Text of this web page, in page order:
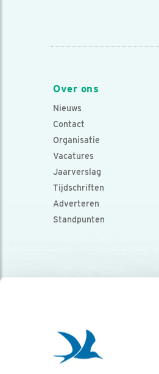
Over ons
Nieuws
Contact
Organisatie
Vacatures
Jaarverslag
Tijdschriften
Adverteren
Standpunten